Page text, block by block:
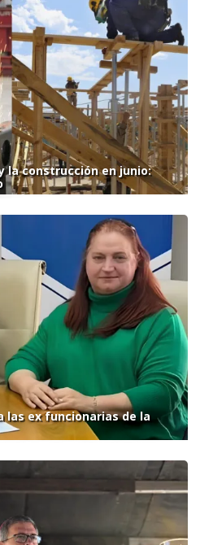
la construcción en junio:
las ex funcionarias de la